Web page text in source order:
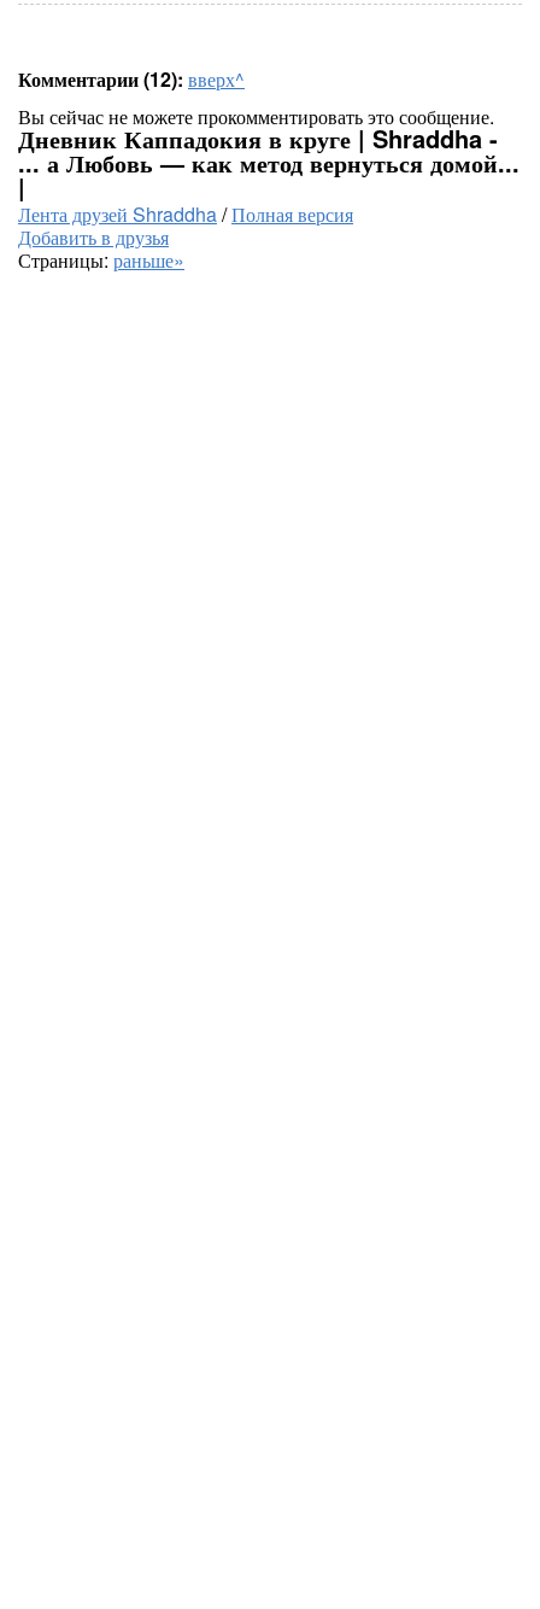
Комментарии (12): вверх^
Вы сейчас не можете прокомментировать это сообщение.
Дневник Каппадокия в круге | Shraddha -
... а Любовь — как метод вернуться домой...
|
Лента друзей Shraddha/Полная версия
Добавить в друзья
Страницы: раньше»